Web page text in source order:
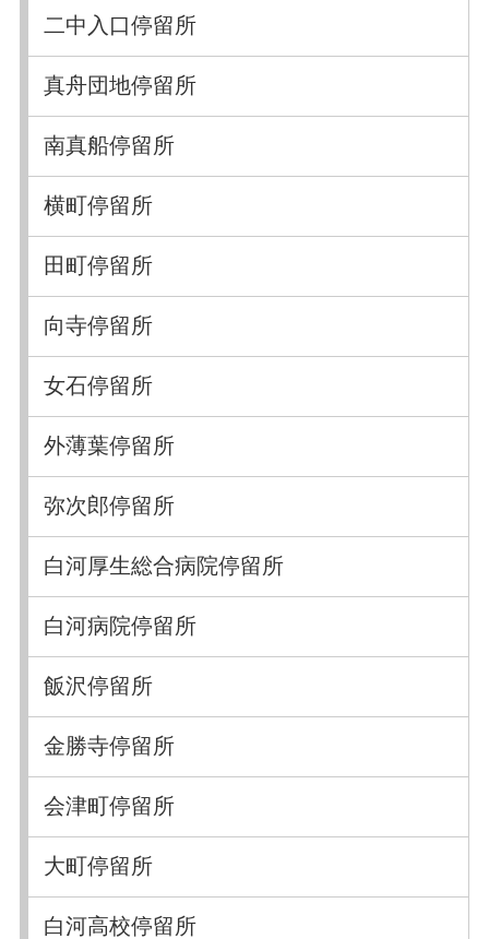
二中入口停留所
真舟団地停留所
南真船停留所
横町停留所
田町停留所
向寺停留所
女石停留所
外薄葉停留所
弥次郎停留所
白河厚生総合病院停留所
白河病院停留所
飯沢停留所
金勝寺停留所
会津町停留所
大町停留所
白河高校停留所